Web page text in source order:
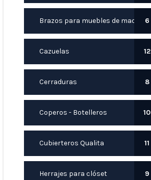
Brazos para muebles de madera6
Cazuelas 12
Cerraduras 8
Coperos - Botelleros 10
Cubierteros Qualita 11
Herrajes para clóset 9